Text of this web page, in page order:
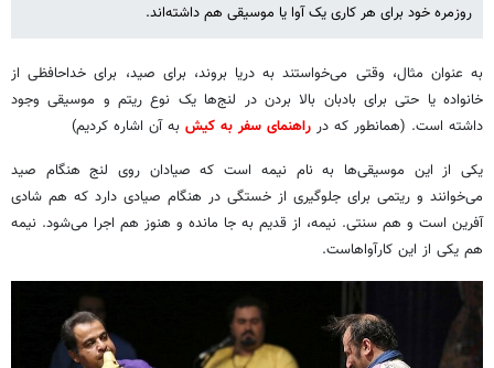
روزمره خود برای هر کاری یک آوا یا موسیقی هم داشته‌اند.
به عنوان مثال، وقتی می‌خواستند به دریا بروند، برای صید، برای خداحافظی از
خانواده یا حتی برای بادبان بالا بردن در لنج‌ها یک نوع ریتم و موسیقی وجود
داشته است. (همانطور که در راهنمای سفر به کیش به آن اشاره کردیم)
یکی از این موسیقی‌ها به نام نیمه است که صیادان روی لنج هنگام صید
می‌خوانند و ریتمی برای جلوگیری از خستگی در هنگام صیادی دارد که هم شادی
آفرین است و هم سنتی. نیمه، از قدیم به جا مانده و هنوز هم اجرا می‌شود. نیمه
هم یکی از این کارآواهاست.